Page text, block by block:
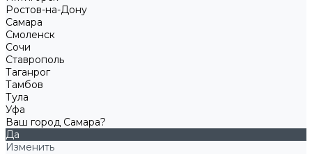
Ростов-на-Дону
Самара
Смоленск
Сочи
Ставрополь
Таганрог
Тамбов
Тула
Уфа
Ваш город Самара?
Да
Изменить